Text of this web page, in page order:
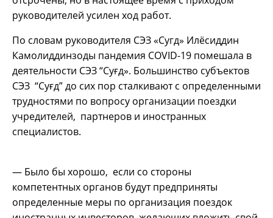
руководителей усилен ход работ.
По словам руководителя СЭЗ «Сугд» Илёсиддин
Камолиддинзоды пандемия COVID-19 помешала в
деятельности СЭЗ “Суғд». Большинство субъектов
СЭЗ “Суғд” до сих пор сталкивают с определенными
трудностями по вопросу организации поездки
учредителей, партнеров и иностранных
специалистов.
— Было бы хорошо, если со стороны
компетентных органов будут предприняты
определенные меры по организация поездок